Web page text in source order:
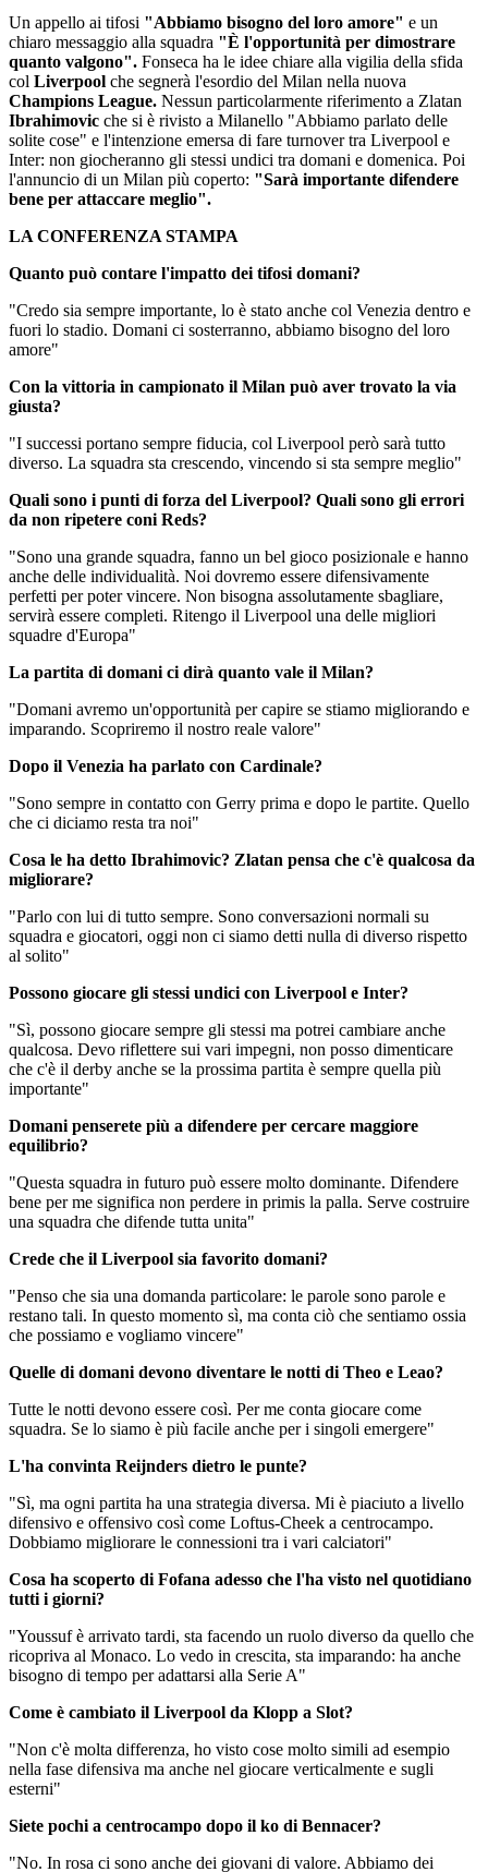
Un appello ai tifosi "Abbiamo bisogno del loro amore" e un
chiaro messaggio alla squadra "È l'opportunità per dimostrare
quanto valgono". Fonseca ha le idee chiare alla vigilia della sfida
col Liverpool che segnerà l'esordio del Milan nella nuova
Champions League. Nessun particolarmente riferimento a Zlatan
Ibrahimovic che si è rivisto a Milanello "Abbiamo parlato delle
solite cose" e l'intenzione emersa di fare turnover tra Liverpool e
Inter: non giocheranno gli stessi undici tra domani e domenica. Poi
l'annuncio di un Milan più coperto: "Sarà importante difendere
bene per attaccare meglio".
LA CONFERENZA STAMPA
Quanto può contare l'impatto dei tifosi domani?
"Credo sia sempre importante, lo è stato anche col Venezia dentro e
fuori lo stadio. Domani ci sosterranno, abbiamo bisogno del loro
amore"
Con la vittoria in campionato il Milan può aver trovato la via
giusta?
"I successi portano sempre fiducia, col Liverpool però sarà tutto
diverso. La squadra sta crescendo, vincendo si sta sempre meglio"
Quali sono i punti di forza del Liverpool? Quali sono gli errori
da non ripetere coni Reds?
"Sono una grande squadra, fanno un bel gioco posizionale e hanno
anche delle individualità. Noi dovremo essere difensivamente
perfetti per poter vincere. Non bisogna assolutamente sbagliare,
servirà essere completi. Ritengo il Liverpool una delle migliori
squadre d'Europa"
La partita di domani ci dirà quanto vale il Milan?
"Domani avremo un'opportunità per capire se stiamo migliorando e
imparando. Scopriremo il nostro reale valore"
Dopo il Venezia ha parlato con Cardinale?
"Sono sempre in contatto con Gerry prima e dopo le partite. Quello
che ci diciamo resta tra noi"
Cosa le ha detto Ibrahimovic? Zlatan pensa che c'è qualcosa da
migliorare?
"Parlo con lui di tutto sempre. Sono conversazioni normali su
squadra e giocatori, oggi non ci siamo detti nulla di diverso rispetto
al solito"
Possono giocare gli stessi undici con Liverpool e Inter?
"Sì, possono giocare sempre gli stessi ma potrei cambiare anche
qualcosa. Devo riflettere sui vari impegni, non posso dimenticare
che c'è il derby anche se la prossima partita è sempre quella più
importante"
Domani penserete più a difendere per cercare maggiore
equilibrio?
"Questa squadra in futuro può essere molto dominante. Difendere
bene per me significa non perdere in primis la palla. Serve costruire
una squadra che difende tutta unita"
Crede che il Liverpool sia favorito domani?
"Penso che sia una domanda particolare: le parole sono parole e
restano tali. In questo momento sì, ma conta ciò che sentiamo ossia
che possiamo e vogliamo vincere"
Quelle di domani devono diventare le notti di Theo e Leao?
Tutte le notti devono essere così. Per me conta giocare come
squadra. Se lo siamo è più facile anche per i singoli emergere"
L'ha convinta Reijnders dietro le punte?
"Sì, ma ogni partita ha una strategia diversa. Mi è piaciuto a livello
difensivo e offensivo così come Loftus-Cheek a centrocampo.
Dobbiamo migliorare le connessioni tra i vari calciatori"
Cosa ha scoperto di Fofana adesso che l'ha visto nel quotidiano
tutti i giorni?
"Youssuf è arrivato tardi, sta facendo un ruolo diverso da quello che
ricopriva al Monaco. Lo vedo in crescita, sta imparando: ha anche
bisogno di tempo per adattarsi alla Serie A"
Come è cambiato il Liverpool da Klopp a Slot?
"Non c'è molta differenza, ho visto cose molto simili ad esempio
nella fase difensiva ma anche nel giocare verticalmente e sugli
esterni"
Siete pochi a centrocampo dopo il ko di Bennacer?
"No. In rosa ci sono anche dei giovani di valore. Abbiamo dei